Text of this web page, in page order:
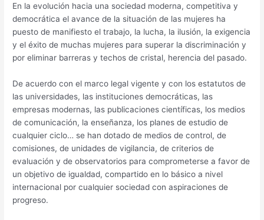
En la evolución hacia una sociedad moderna, competitiva y
democrática el avance de la situación de las mujeres ha
puesto de manifiesto el trabajo, la lucha, la ilusión, la exigencia
y el éxito de muchas mujeres para superar la discriminación y
por eliminar barreras y techos de cristal, herencia del pasado.
De acuerdo con el marco legal vigente y con los estatutos de
las universidades, las instituciones democráticas, las
empresas modernas, las publicaciones científicas, los medios
de comunicación, la enseñanza, los planes de estudio de
cualquier ciclo… se han dotado de medios de control, de
comisiones, de unidades de vigilancia, de criterios de
evaluación y de observatorios para comprometerse a favor de
un objetivo de igualdad, compartido en lo básico a nivel
internacional por cualquier sociedad con aspiraciones de
progreso.